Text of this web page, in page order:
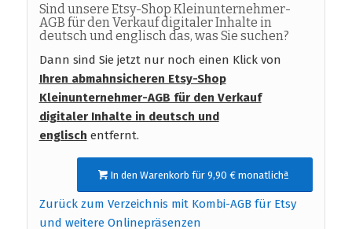
Sind unsere Etsy-Shop Kleinunternehmer-
AGB für den Verkauf digitaler Inhalte in
deutsch und englisch das, was Sie suchen?
Dann sind Sie jetzt nur noch einen Klick von
Ihren abmahnsicheren Etsy-Shop
Kleinunternehmer-AGB für den Verkauf
digitaler Inhalte in deutsch und
englisch entfernt.
In den Warenkorb für 9,90 € monatlichª
Zurück zum Verzeichnis mit Kombi-AGB für Etsy
und weitere Onlinepräsenzen